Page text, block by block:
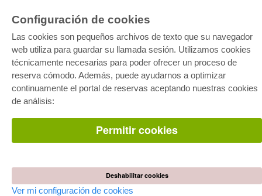
Configuración de cookies
Las cookies son pequeños archivos de texto que su navegador
web utiliza para guardar su llamada sesión. Utilizamos cookies
técnicamente necesarias para poder ofrecer un proceso de
reserva cómodo. Además, puede ayudarnos a optimizar
continuamente el portal de reservas aceptando nuestras cookies
de análisis:
Permitir cookies
Deshabilitar cookies
Ver mi configuración de cookies
E-COLLECTION
Paquete entero
Paquete de especialidades
Facilitación de E-Books
Preguntas mas frequentes(FAQ)
Todos los autores
Condiciones